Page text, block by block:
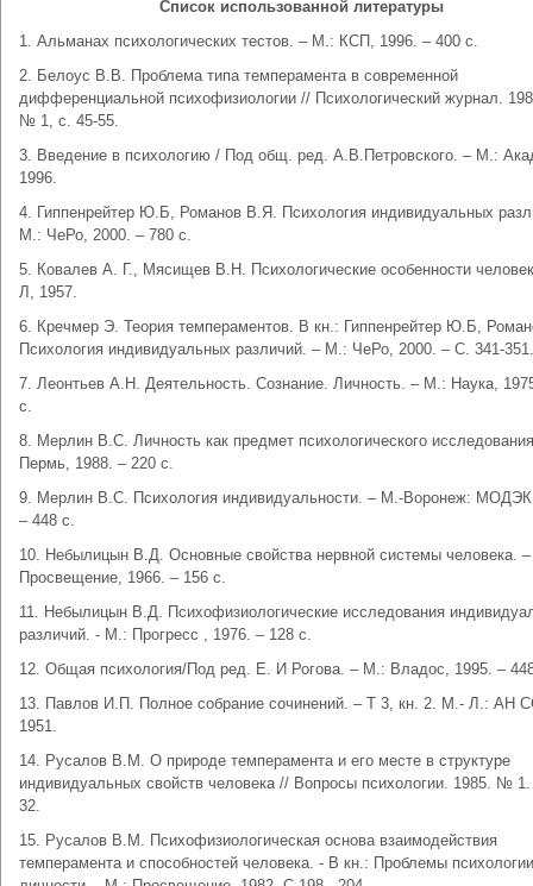
Список использованной литературы
1. Альманах психологических тестов. – М.: КСП, 1996. – 400 с.
2. Белоус В.В. Проблема типа темперамента в современной
дифференциальной психофизиологии // Психологический журнал.
№ 1, с. 45-55.
3. Введение в психологию / Под общ. ред. А.В.Петровского. – М.:
1996.
4. Гиппенрейтер Ю.Б, Романов В.Я. Психология индивидуальных
М.: ЧеРо, 2000. – 780 с.
5. Ковалев А. Г., Мясищев В.Н. Психологические особенности
Л, 1957.
6. Кречмер Э. Теория темпераментов. В кн.: Гиппенрейтер Ю.Б,
Психология индивидуальных различий. – М.: ЧеРо, 2000. – С. 341-351.
7. Леонтьев А.Н. Деятельность. Сознание. Личность. – М.: Наука,
с.
8. Мерлин В.С. Личность как предмет психологического
Пермь, 1988. – 220 с.
9. Мерлин В.С. Психология индивидуальности. – М.-Воронеж:
– 448 с.
10. Небылицын В.Д. Основные свойства нервной системы человека.
Просвещение, 1966. – 156 с.
11. Небылицын В.Д. Психофизиологические исследования
различий. - М.: Прогресс , 1976. – 128 с.
12. Общая психология/Под ред. Е. И Рогова. – М.: Владос, 1995. –
13. Павлов И.П. Полное собрание сочинений. – Т 3, кн. 2. М.- Л.: АН
1951.
14. Русалов В.М. О природе темперамента и его месте в структуре
индивидуальных свойств человека // Вопросы психологии. 1985. №
32.
15. Русалов В.М. Психофизиологическая основа взаимодействия
темперамента и способностей человека. - В кн.: Проблемы психологии